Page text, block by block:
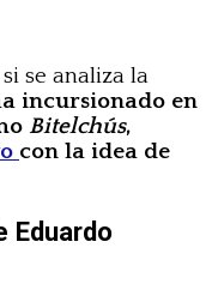
se analiza la
incursionado en
Bitelchús,
con la idea de
Eduardo